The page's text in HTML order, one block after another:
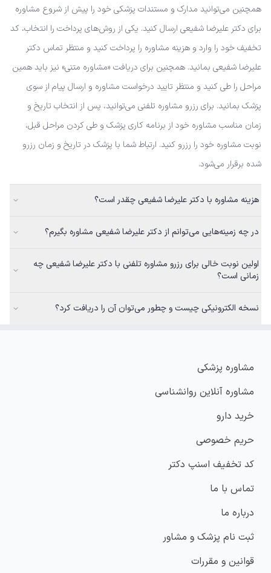
همچنین می‌توانید مدارک و مستندات پزشکی خود را پیش از شروع مشاوره
برای دکتر علیرضا شفیعی ارسال کنید. یکی از روش‌های پرداخت را انتخاب، کد
تخفیف خود را وارد و هزینه مشاوره را پرداخت کنید و منتظر تماس دکتر
علیرضا شفیعی بمانید. همچنین برای دریافت «مشاوره متنی» نیز باید همین
مراحل را طی کنید و منتظر تایید درخواست مشاوره و ارسال پیام از سوی
پزشک بمانید. برای رزرو مشاوره تلفنی می‌توانید، پس از انتخاب تاریخ و
زمان مناسب مشاوره خود از برنامه کاری پزشک و طی کردن مراحل قبل،
نوبت مشاوره خود را رزرو کنید. ارتباط شما با پزشک در تاریخ و زمان رزرو
شده برقرار می‌شود.
هزینه مشاوره با دکتر علیرضا شفیعی چقدر است؟
در چه زمینه‌هایی می‌توانم از دکتر علیرضا شفیعی مشاوره بگیرم؟
اولین نوبت خالی برای رزرو مشاوره تلفنی با دکتر علیرضا شفیعی چه
زمانی است؟
نسخه الکترونیکی چیست و چطور می‌توان آن را دریافت کرد؟
مشاوره پزشکی
مشاوره آنلاین روانشناسی
خرید دارو
حریم خصوصی
کد تخفیف اسنپ دکتر
تماس با ما
درباره ما
ثبت نام پزشک و مشاور
قوانین و مقررات